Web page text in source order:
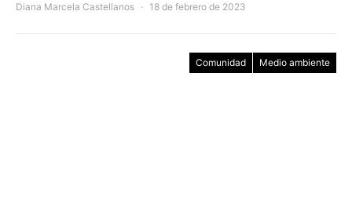
Diana Marcela Castellanos 18 de febrero de 2023
Comunidad Medio ambiente